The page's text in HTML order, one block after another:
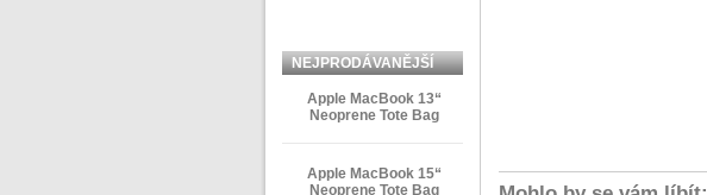
NEJPRODÁVANĚJŠÍ
Apple MacBook 13“
Neoprene Tote Bag
Apple MacBook 15“
Neoprene Tote Bag